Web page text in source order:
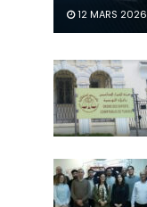
12 MARS 2026